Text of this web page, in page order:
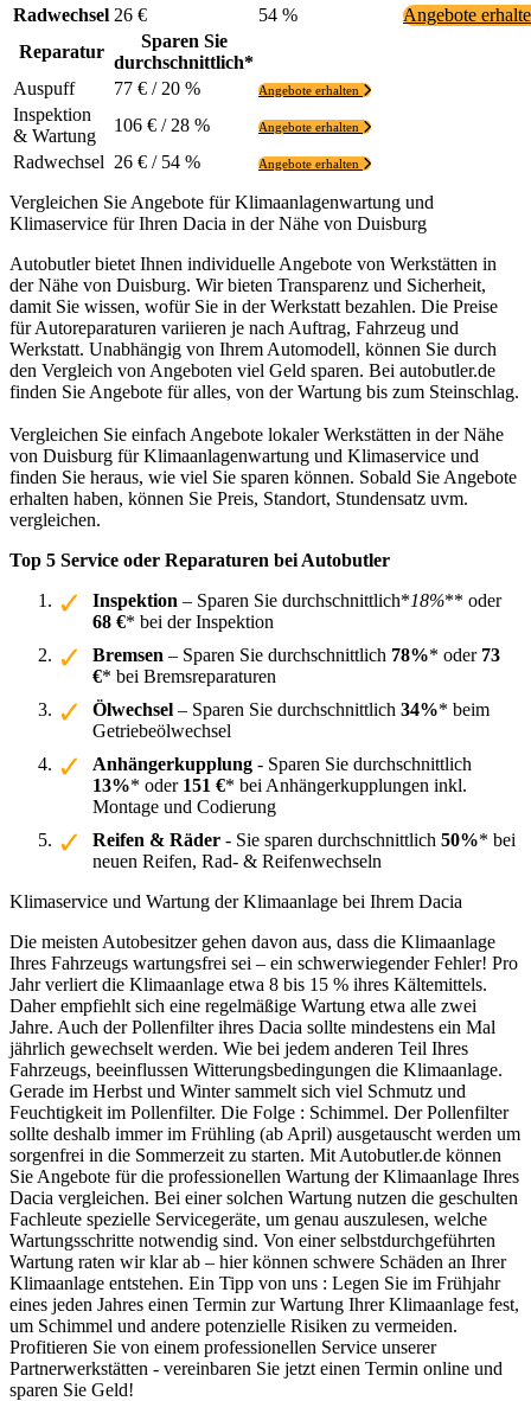
Radwechsel 26 € 54 %
Angebote
Reparatur
Sparen Sie
durchschnittlich*
Auspuff
77 € / 20 % Angebote erhalten
Inspektion
& Wartung
106 € / 28 % Angebote erhalten
Radwechsel 26 € / 54 % Angebote erhalten
Vergleichen Sie Angebote für Klimaanlagenwartung und
Klimaservice für Ihren Dacia in der Nähe von Duisburg
Autobutler bietet Ihnen individuelle Angebote von Werkstätten in
der Nähe von Duisburg. Wir bieten Transparenz und Sicherheit,
damit Sie wissen, wofür Sie in der Werkstatt bezahlen. Die Preise
für Autoreparaturen variieren je nach Auftrag, Fahrzeug und
Werkstatt. Unabhängig von Ihrem Automodell, können Sie durch
den Vergleich von Angeboten viel Geld sparen. Bei autobutler.de
finden Sie Angebote für alles, von der Wartung bis zum Steinschlag.
Vergleichen Sie einfach Angebote lokaler Werkstätten in der Nähe
von Duisburg für Klimaanlagenwartung und Klimaservice und
finden Sie heraus, wie viel Sie sparen können. Sobald Sie Angebote
erhalten haben, können Sie Preis, Standort, Stundensatz uvm.
vergleichen.
Top 5 Service oder Reparaturen bei Autobutler
Inspektion – Sparen Sie durchschnittlich*18%** oder
68 €* bei der Inspektion
Bremsen – Sparen Sie durchschnittlich 78%* oder 73
€* bei Bremsreparaturen
Ölwechsel – Sparen Sie durchschnittlich 34%* beim
Getriebeölwechsel
Anhängerkupplung - Sparen Sie durchschnittlich
13%* oder 151 €* bei Anhängerkupplungen inkl.
Montage und Codierung
Reifen & Räder - Sie sparen durchschnittlich 50%* bei
neuen Reifen, Rad- & Reifenwechseln
Klimaservice und Wartung der Klimaanlage bei Ihrem Dacia
Die meisten Autobesitzer gehen davon aus, dass die Klimaanlage
Ihres Fahrzeugs wartungsfrei sei – ein schwerwiegender Fehler! Pro
Jahr verliert die Klimaanlage etwa 8 bis 15 % ihres Kältemittels.
Daher empfiehlt sich eine regelmäßige Wartung etwa alle zwei
Jahre. Auch der Pollenfilter ihres Dacia sollte mindestens ein Mal
jährlich gewechselt werden. Wie bei jedem anderen Teil Ihres
Fahrzeugs, beeinflussen Witterungsbedingungen die Klimaanlage.
Gerade im Herbst und Winter sammelt sich viel Schmutz und
Feuchtigkeit im Pollenfilter. Die Folge : Schimmel. Der Pollenfilter
sollte deshalb immer im Frühling (ab April) ausgetauscht werden um
sorgenfrei in die Sommerzeit zu starten. Mit Autobutler.de können
Sie Angebote für die professionellen Wartung der Klimaanlage Ihres
Dacia vergleichen. Bei einer solchen Wartung nutzen die geschulten
Fachleute spezielle Servicegeräte, um genau auszulesen, welche
Wartungsschritte notwendig sind. Von einer selbstdurchgeführten
Wartung raten wir klar ab – hier können schwere Schäden an Ihrer
Klimaanlage entstehen. Ein Tipp von uns : Legen Sie im Frühjahr
eines jeden Jahres einen Termin zur Wartung Ihrer Klimaanlage fest,
um Schimmel und andere potenzielle Risiken zu vermeiden.
Profitieren Sie von einem professionellen Service unserer
Partnerwerkstätten - vereinbaren Sie jetzt einen Termin online und
sparen Sie Geld!